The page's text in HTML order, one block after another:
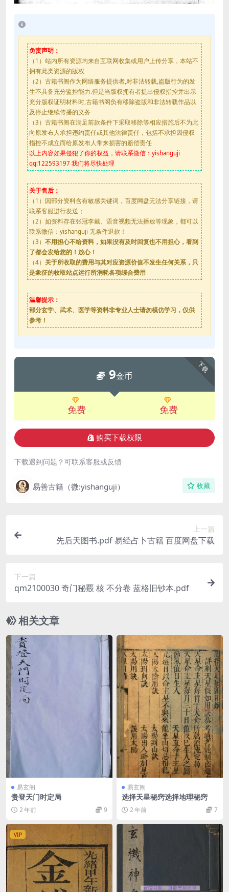
免责声明：
（1）站内所有资源均来自互联网收集或用户上传分享，本站不
拥有此类资源的版权
（2）古籍书阁作为网络服务提供者,对非法转载,盗版行为的发
生不具备充分监控能力.但是当版权拥有者提出侵权指控并出示
充分版权证明材料时,古籍书阁负有移除盗版和非法转载作品以
及停止继续传播的义务
（3）古籍书阁在满足前款条件下采取移除等相应措施后不为此
向原发布人承担违约责任或其他法律责任，包括不承担因侵权
指控不成立而给原发布人带来损害的赔偿责任
以上内容如果侵犯了你的权益，请联系微信：yishanguji
qq:122593197 我们将尽快处理
关于售后：
（1）因部分资料含有敏感关键词，百度网盘无法分享链接，请
联系客服进行发送；
（2）如资料存在张冠李戴、语音视频无法播放等现象，都可以
联系微信：yishanguji 无条件退款！
（3） 不用担心不给资料，如果没有及时回复也不用担心，看到
了都会发给您的！放心！
（4） 关于所收取的费用与其对应资源价值不发生任何关系，只
是象征的收取站点运行所消耗各项综合费用
温馨提示：
部分玄学、武术、医学等资料非专业人士请勿模仿学习，仅供
参考！
下载
9金币
免费 免费
购买下载权限
下载遇到问题？可联系客服或反馈
易善古籍（微:yishanguji） 收藏
上一篇
先后天图书.pdf 易经占卜古籍 百度网盘下载
下一篇
qm2100030 奇门秘覈 核 不分卷 蓝格旧钞本.pdf
相关文章
易玄阁
贵登天门时定局
2 年前 9
易玄阁
选择天星秘窍选择地理秘窍
2 年前 7
VIP